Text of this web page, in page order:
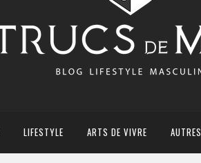
LIFESTYLE ARTS DE VIVRE AUTRES